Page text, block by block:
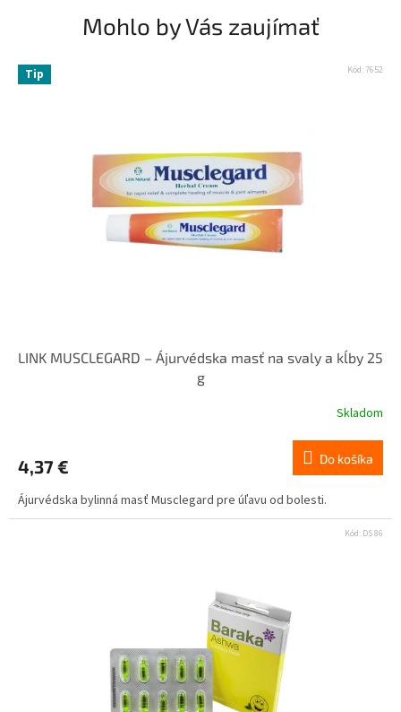
Mohlo by Vás zaujímať
Tip
LINK MUSCLEGARD – Ájurvédska masť na svaly a kĺby 25
g
Skladom
4,37 € Do košíka
Ájurvédska bylinná masť Musclegard pre úľavu od bolesti.
Kód: 7652
Kód: DS 86